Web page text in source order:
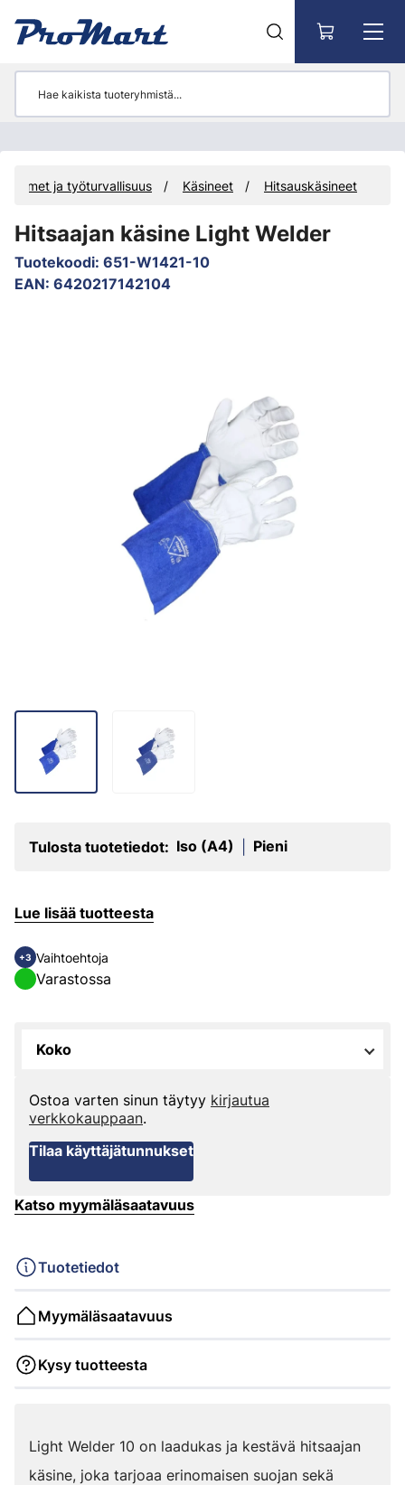
ja työturvallisuus Käsineet Hitsauskäsineet
Hitsaajan käsine Light Welder
Tuotekoodi: 651-W1421-10
EAN: 6420217142104
Tulosta tuotetiedot: Iso (A4) Pieni
Lue lisää tuotteesta
+3 Vaihtoehtoja
Varastossa
Koko
Ostoa varten sinun täytyy kirjautua
verkkokauppaan.
Tilaa käyttäjätunnukset
Katso myymäläsaatavuus
Tuotetiedot
Myymäläsaatavuus
Kysy tuotteesta
Light Welder 10 on laadukas ja kestävä hitsaajan
käsine, joka tarjoaa erinomaisen suojan sekä